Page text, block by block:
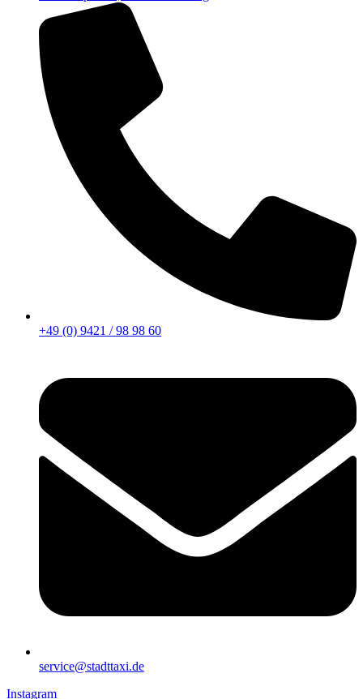
+49 (0) 9421 / 98 98 60
service@stadttaxi.de
Instagram